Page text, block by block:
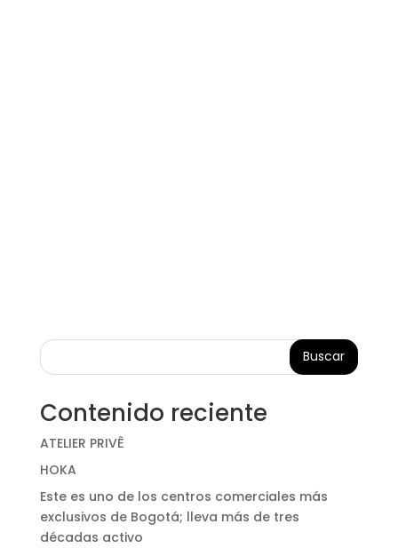
Buscar
Contenido reciente
ATELIER PRIVÊ
HOKA
Este es uno de los centros comerciales más
exclusivos de Bogotá; lleva más de tres
décadas activo